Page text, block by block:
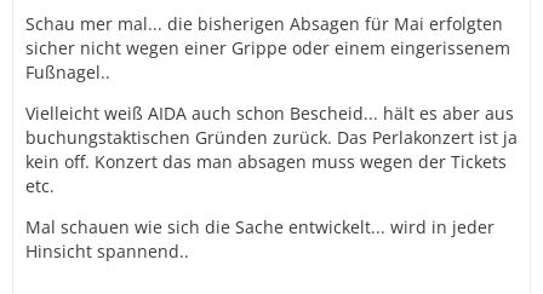
Schau mer mal... die bisherigen Absagen für Mai erfolgten
sicher nicht wegen einer Grippe oder einem eingerissenem
Fußnagel..
Vielleicht weiß AIDA auch schon Bescheid... hält es aber aus
buchungstaktischen Gründen zurück. Das Perlakonzert ist ja
kein off. Konzert das man absagen muss wegen der Tickets
etc.
Mal schauen wie sich die Sache entwickelt... wird in jeder
Hinsicht spannend..